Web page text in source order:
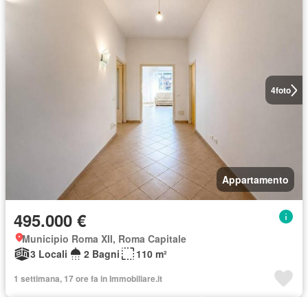
4foto
Appartamento
495.000 €
Municipio Roma XII, Roma Capitale
3 Locali
2 Bagni 110 m²
1 settimana, 17 ore fa in Immobiliare.it